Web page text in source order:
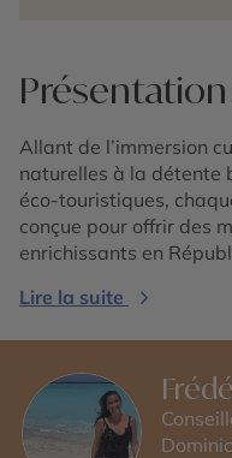
Allant de l’immersion
naturelles à la détente
éco-touristiques,
conçue pour offrir des
enrichissants en
Lire la suite